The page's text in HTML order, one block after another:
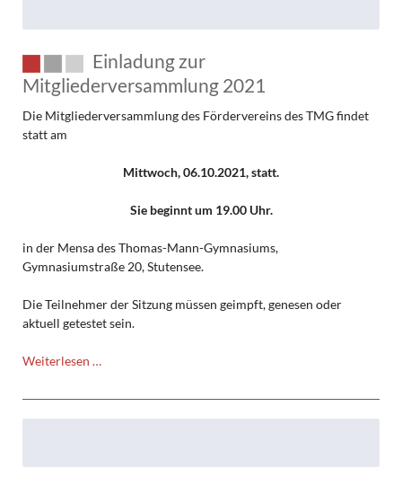
Einladung zur
Mitgliederversammlung 2021
Die Mitgliederversammlung des Fördervereins des TMG findet
statt am
Mittwoch, 06.10.2021, statt.
Sie beginnt um 19.00 Uhr.
in der Mensa des Thomas-Mann-Gymnasiums,
Gymnasiumstraße 20, Stutensee.
Die Teilnehmer der Sitzung müssen geimpft, genesen oder
aktuell getestet sein.
Weiterlesen …Einladung
Mitgliederversammlung
2021